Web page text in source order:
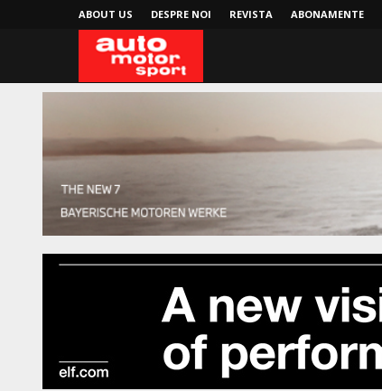
ABOUT US DESPRE NOI REVISTA ABONAMENTE